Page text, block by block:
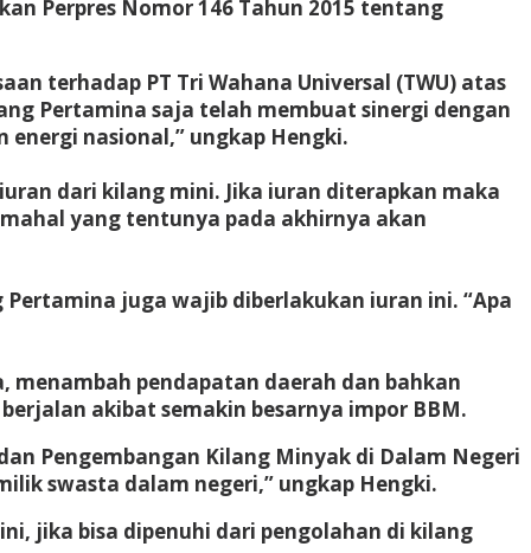
Perpres Nomor 146 Tahun 2015 tentang
terhadap PT Tri Wahana Universal (TWU) atas
Pertamina saja telah membuat sinergi dengan
nasional,” ungkap Hengki.
dari kilang mini. Jika iuran diterapkan maka
yang tentunya pada akhirnya akan
juga wajib diberlakukan iuran ini. “Apa
pendapatan daerah dan bahkan
akibat semakin besarnya impor BBM.
Pengembangan Kilang Minyak di Dalam Negeri
swasta dalam negeri,” ungkap Hengki.
jika bisa dipenuhi dari pengolahan di kilang